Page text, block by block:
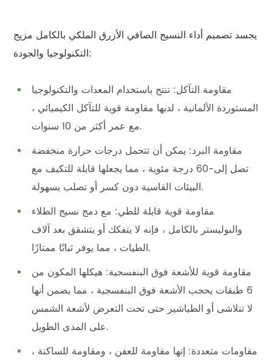
يجسد تصميم أداء النسيج الصافي الأزرق الملكي بالكامل مزيج
التكنولوجيا والجودة:
مقاومة التآكل: تنتج باستخدام المعدات والتكنولوجيا
المستوردة الألمانية ، لديها مقاومة قوية للتآكل الكيميائي ،
مع عمر أكثر من 10 سنوات.
مقاومة البرد: يمكن أن تتحمل درجات حرارة منخفضة
تصل إلى-60 درجة مئوية ، مما يجعلها قابلة للتكيف مع
البيئات القاسية دون كسر أو تصلب بسهولة.
مقاومة قوية قابلة للطي: مع دمج نسيج الطلاء
والبوليستر بالكامل ، فإنه لا يتفكك أو يتشقق بعد آلاف
الطيات ، مما يوفر ثباتًا ممتازًا.
مقاومة قوية للأشعة فوق البنفسجية: هيكلها المكون من
6 طبقات يحجب الأشعة فوق البنفسجية ، مما يضمن أنها
لا تتلاشى أو الطباشير حتى تحت التعرض لأشعة الشمس
على المدى الطويل.
مقاومات متعددة: إنها مقاومة للعفن ، ومقاومة للساكنة ،